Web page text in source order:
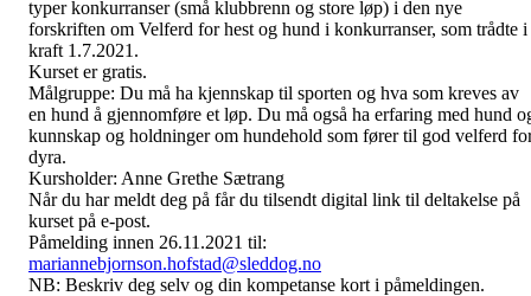
typer konkurranser (små klubbrenn og store løp) i den nye
forskriften om Velferd for hest og hund i konkurranser, som trådte i
kraft 1.7.2021.
Kurset er gratis.
Målgruppe: Du må ha kjennskap til sporten og hva som kreves av
en hund å gjennomføre et løp. Du må også ha erfaring med hund
kunnskap og holdninger om hundehold som fører til god velferd
dyra.
Kursholder: Anne Grethe Sætrang
Når du har meldt deg på får du tilsendt digital link til deltakelse på
kurset på e-post.
Påmelding innen 26.11.2021 til:
mariannebjornson.hofstad@sleddog.no
NB: Beskriv deg selv og din kompetanse kort i påmeldingen.